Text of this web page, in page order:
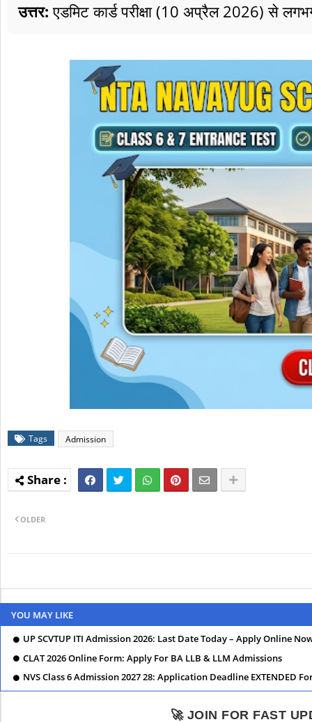
उत्तर: एडमिट कार्ड परीक्षा (10 अप्रैल 2026) से
Tags Admission
OLDER
YOU MAY LIKE
UP SCVTUP ITI Admission 2026: Last Date Today – Apply Online
CLAT 2026 Online Form: Apply For BA LLB & LLM Admissions
NVS Class 6 Admission 2027 28: Application Deadline EXTENDED
🚀 JOIN FOR FAST